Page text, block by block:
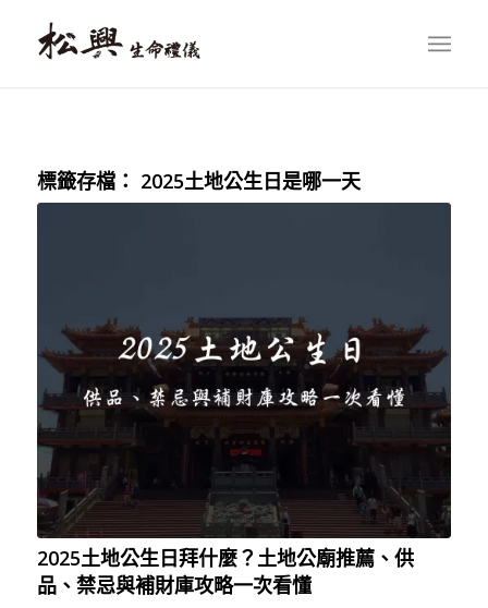
標籤存檔： 2025土地公生日是哪一天
2025土地公生日拜什麼？土地公廟推薦、供
品、禁忌與補財庫攻略一次看懂